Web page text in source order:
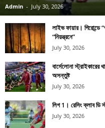
Admin - July 30, 2026
লাইভ ফায়ার। গিরোন্ডে
“নিয়ন্ত্রনে”
July 30, 2026
বার্সেলোনা
অসন্তুষ্ট
July 30, 2026
লিগ 1। রেসিং ক্লাব ডি
July 30, 2026